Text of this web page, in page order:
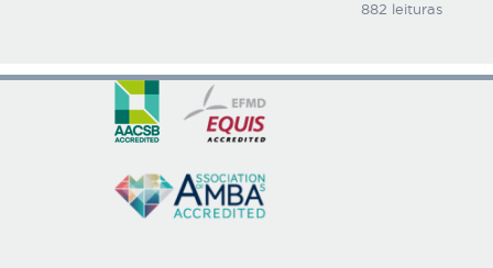
882 leituras